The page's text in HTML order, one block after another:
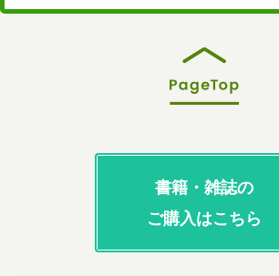
書籍・雑誌の
ご購入はこちら